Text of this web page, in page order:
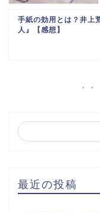
手紙の効用とは？井上
人』【感想】
最近の投稿